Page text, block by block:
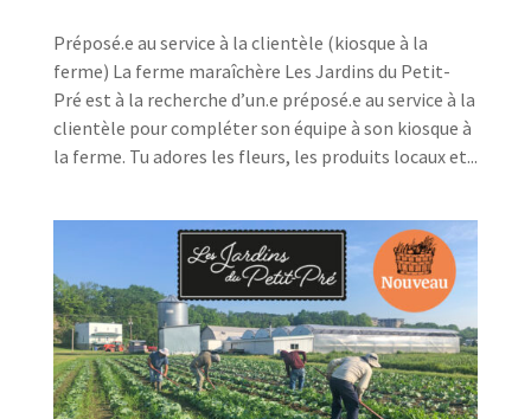
Préposé.e au service à la clientèle (kiosque à la
ferme) La ferme maraîchère Les Jardins du Petit-
Pré est à la recherche d’un.e préposé.e au service à la
clientèle pour compléter son équipe à son kiosque à
la ferme. Tu adores les fleurs, les produits locaux et...